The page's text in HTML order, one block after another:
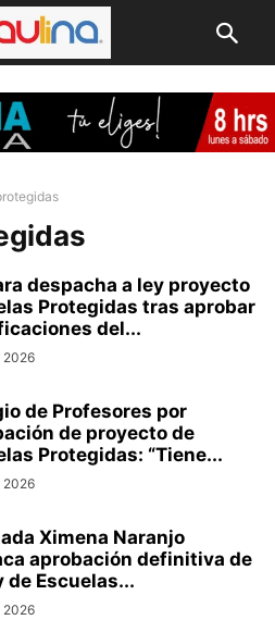
despacha a ley proyecto
Protegidas tras aprobar
del...
2026
de Profesores por
de proyecto de
Protegidas: “Tiene...
2026
Ximena Naranjo
aprobación definitiva de
de Escuelas...
2026